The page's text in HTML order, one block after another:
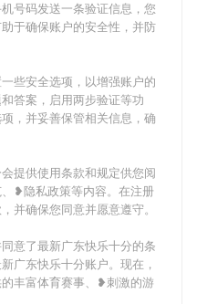
号码发送一条验证信息，您
于确保账户的安全性，并防
些安全选项，以增强账户的
答案，启用两步验证等功
，并妥善保管相关信息，确
提供使用条款和规定供您阅
❥隐私政策等内容。在注册
并确保您同意并愿意遵守。
意了最新广东快乐十分的条
广东快乐十分账户。现在，
丰富体育赛事、❥刺激的游